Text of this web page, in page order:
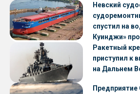
судов с
Невский
спустил на
Куинджи»
Ракетный
приступил к
на Дальнем